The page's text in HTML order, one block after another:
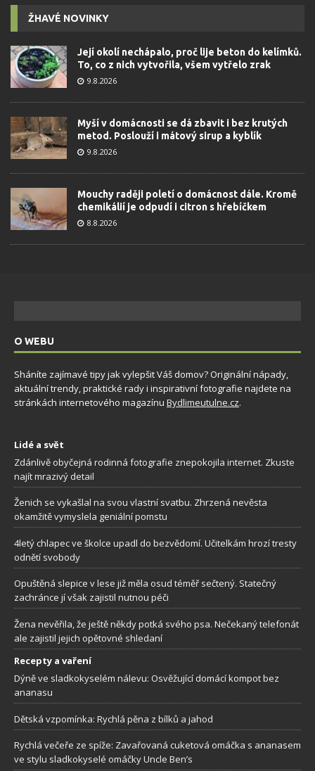
ŽHAVÉ NOVINKY
Její okolí nechápalo, proč lije beton do kelímků.
To, co z nich vytvořila, všem vytřelo zrak
9.8.2026
Myší v domácnosti se dá zbavit i bez krutých
metod. Poslouží i mátový sirup a kyblík
9.8.2026
Mouchy raději poletí o domácnost dále. Kromě
chemikálií je odpudí i citron s hřebíčkem
8.8.2026
O WEBU
Sháníte zajímavé tipy jak vylepšit Váš domov? Originální nápady,
aktuální trendy, praktické rady i inspirativní fotografie najdete na
stránkách internetového magazínu Bydlimeutulne.cz.
Lidé a svět
Zdánlivě obyčejná rodinná fotografie znepokojila internet. Zkuste
najít mrazivý detail
Ženich se vykašlal na svou vlastní svatbu. Zhrzená nevěsta
okamžitě vymyslela geniální pomstu
4letý chlapec ve školce upadl do bezvědomí. Učitelkám hrozí tresty
odnětí svobody
Opuštěná slepice v lese již měla osud téměř sečtený. Statečný
zachránce jí však zajistil nutnou péči
Žena nevěřila, že ještě někdy potká svého psa. Nečekaný telefonát
ale zajistil jejich opětovné shledaní
Recepty a vaření
Dýně ve sladkokyselém nálevu: Osvěžující domácí kompot bez
ananasu
Dětská vzpomínka: Rychlá pěna z bílků a jahod
Rychlá večeře ze spíže: Zavařovaná cuketová omáčka s ananasem
ve stylu sladkokyselé omáčky Uncle Ben’s